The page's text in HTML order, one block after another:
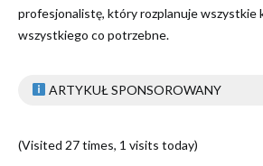
profesjonalistę, który rozplanuje wszystkie
wszystkiego co potrzebne.
ARTYKUŁ SPONSOROWANY
(Visited 27 times, 1 visits today)